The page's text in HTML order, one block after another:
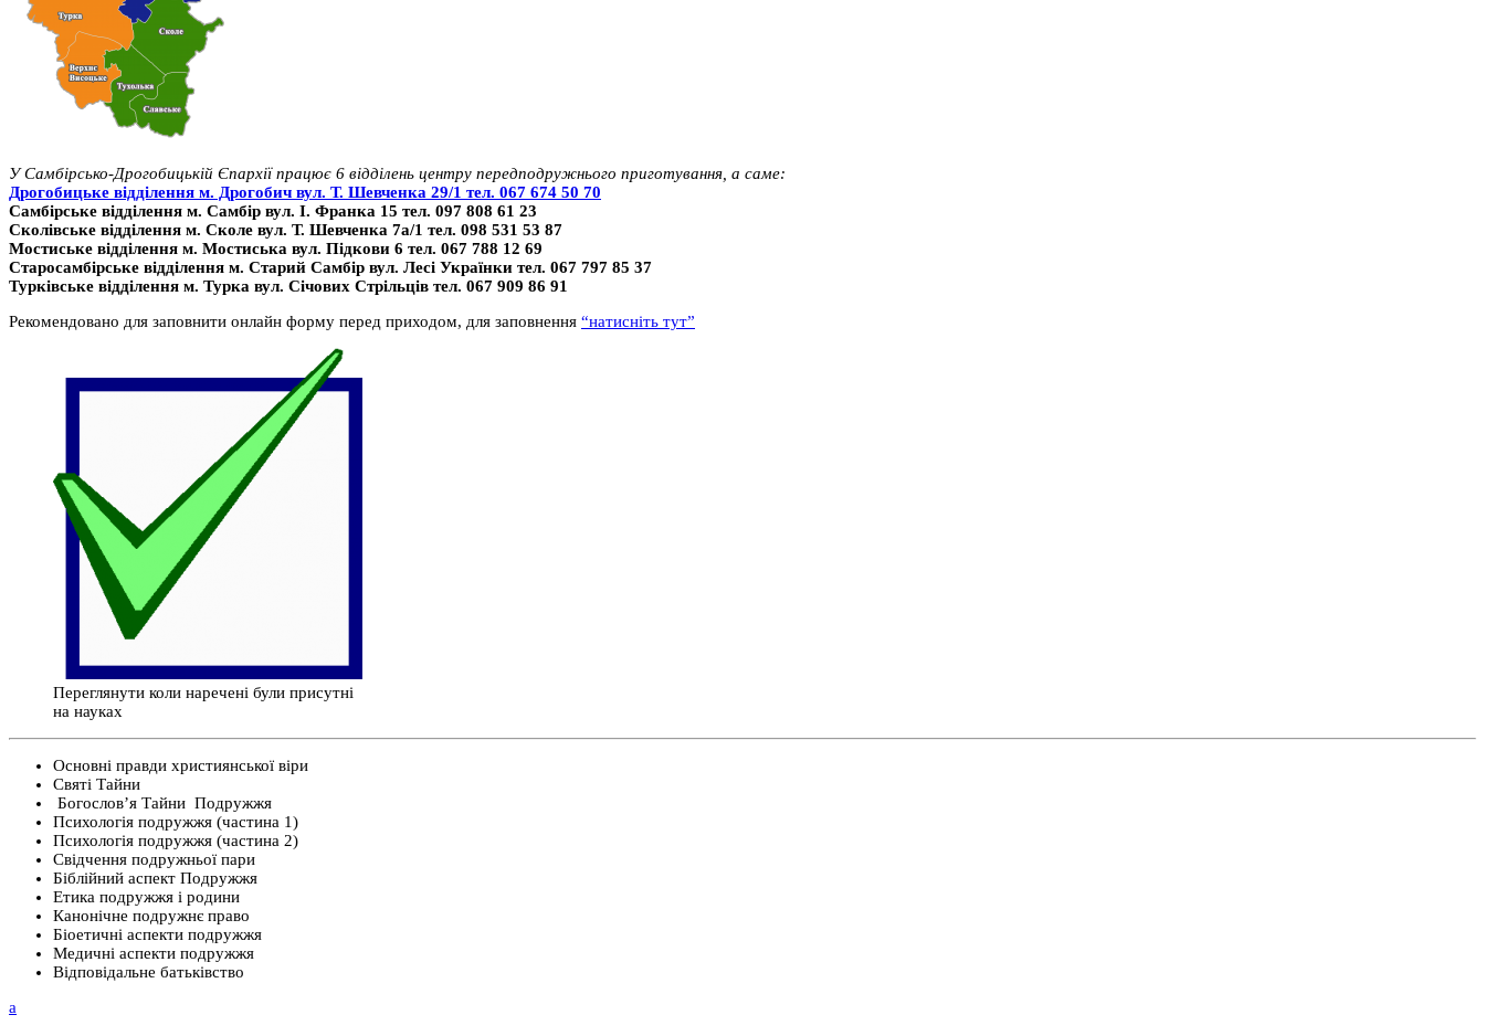
У Самбірсько-Дрогобицькій Єпархії працює 6 відділень центру передподружнього приготування, а саме:
Дрогобицьке відділення м. Дрогобич вул. Т. Шевченка 29/1 тел. 067 674 50 70
Самбірське відділення м. Самбір вул. І. Франка 15 тел. 097 808 61 23
Сколівське відділення м. Сколе вул. Т. Шевченка 7а/1 тел. 098 531 53 87
Мостиське відділення м. Мостиська вул. Підкови 6 тел. 067 788 12 69
Старосамбірське відділення м. Старий Самбір вул. Лесі Українки тел. 067 797 85 37
Турківське відділення м. Турка вул. Січових Стрільців тел. 067 909 86 91
Рекомендовано для заповнити онлайн форму перед приходом, для заповнення “натисніть тут”
Переглянути коли наречені були присутні
на науках
Основні правди християнської віри
Святі Тайни
Богослов’я Тайни Подружжя
Психологія подружжя (частина 1)
Психологія подружжя (частина 2)
Свідчення подружньої пари
Біблійний аспект Подружжя
Етика подружжя і родини
Канонічне подружнє право
Біоетичні аспекти подружжя
Медичні аспекти подружжя
Відповідальне батьківство
a